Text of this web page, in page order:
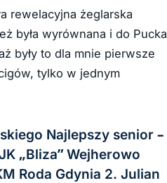
rewelacyjna żeglarska
była wyrównana i do Pucka
były to dla mnie pierwsze
tylko w jednym
Najlepszy senior –
„Bliza” Wejherowo
Roda Gdynia 2. Julian